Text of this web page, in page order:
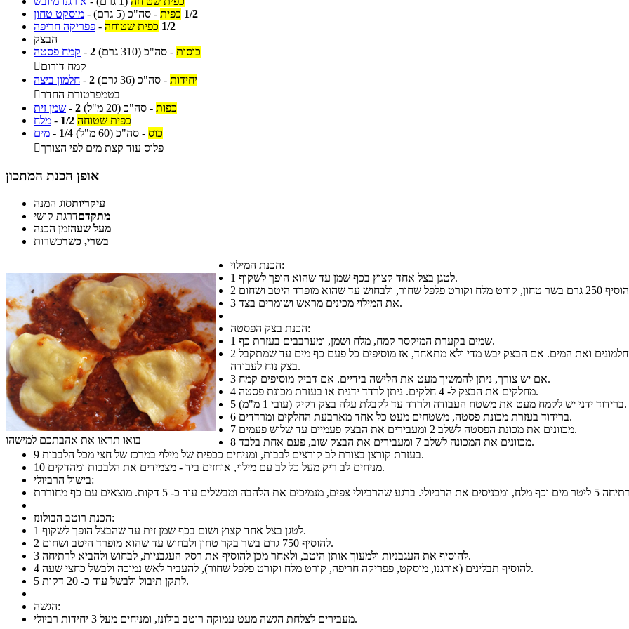
מוסקט טחון - 1/2 כפית - סה"כ (5 גרם)
פפריקה חריפה - 1/2 כפית שטוחה
הבצק
קמח פסטה - 2 כוסות - סה"כ (310 גרם)
קמח דורום
חלמון ביצה - 2 יחידות - סה"כ (36 גרם)
בטמפרטורת החדר
שמן זית - 2 כפות - סה"כ (20 מ"ל)
מלח - 1/2 כפית שטוחה
מים - 1/4 כוס - סה"כ (60 מ"ל)
פלוס עוד קצת מים לפי הצורך
אופן הכנת המתכון
עיקריותסוג המנה
מתקדםדרגת קושי
מעל שעהזמן הכנה
בשרי, כשרכשרות
בואו תראו את אהבתכם למישהו
הכנת המילוי:
1
לטגן בצל אחד קצוץ בכף שמן עד שהוא הופך לשקוף.
2
3
את המילוי מכינים מראש ושומרים בצד.
הכנת בצק הפסטה:
1
שמים בקערת המיקסר קמח, מלח ושמן, ומערבבים בעזרת כף.
2
בצק נוח לעבודה.
3
אם יש צורך, ניתן להמשיך מעט את הלישה בידיים. אם דביק מוסיפים קמח.
4
מחלקים את הבצק ל- 4 חלקים. ניתן לרדד ידנית או בעזרת מכונת פסטה.
5
ברידוד ידני יש לקמח מעט את משטח העבודה ולרדד עד לקבלת עלה בצק דקיק (עובי 1 מ"מ).
6
ברידוד בעזרת מכונת פסטה, משטחים מעט כל אחד מארבעת החלקים ומרדדים.
7
מכוונים את מכונת הפסטה לשלב 2 ומעבירים את הבצק פעמיים עד שלוש פעמים.
8
מכוונים את המכונה לשלב 7 ומעבירים את הבצק שוב, פעם אחת בלבד.
9
בעזרת קורצן בצורת לב קורצים לבבות, ומניחים ככפית של מילוי במרכז של חצי מכל הלבבות.
10
מניחים לב ריק מעל כל לב עם מילוי, אוחזים ביד - מצמידים את הלבבות ומהדקים.
בישול הרביולי:
הכנת רוטב הבולונז:
1
לטגן בצל אחד קצוץ ושום בכף שמן זית עד שהבצל הופך לשקוף.
2
להוסיף 750 גרם בשר בקר טחון ולבחוש עד שהוא מופרד היטב ושחום.
3
להוסיף את העגבניות ולמעוך אותן היטב, ולאחר מכן להוסיף את רסק העגבניות, לבחוש ולהביא לרתיחה.
4
להוסיף תבלינים (אורגנו, מוסקט, פפריקה חריפה, קורט מלח וקורט פלפל שחור), להעביר לאש נמוכה ולבשל כחצי שעה.
5
לתקן תיבול ולבשל עוד כ- 20 דקות.
הגשה:
מעבירים לצלחת הגשה מעט עמוקה רוטב בולונז, ומניחים מעל 3 יחידות רביולי.